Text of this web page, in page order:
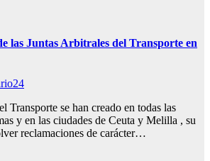
las Juntas Arbitrales del Transporte en
Transporte se han creado en todas las
y en las ciudades de Ceuta y Melilla , su
reclamaciones de carácter…